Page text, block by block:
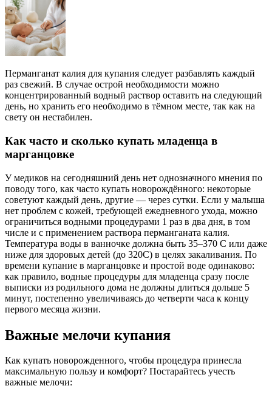
Перманганат калия для купания следует разбавлять каждый
раз свежий. В случае острой необходимости можно
концентрированный водный раствор оставить на следующий
день, но хранить его необходимо в тёмном месте, так как на
свету он нестабилен.
Как часто и сколько купать младенца в
марганцовке
У медиков на сегодняшний день нет однозначного мнения по
поводу того, как часто купать новорождённого: некоторые
советуют каждый день, другие — через сутки. Если у малыша
нет проблем с кожей, требующей ежедневного ухода, можно
ограничиться водными процедурами 1 раз в два дня, в том
числе и с применением раствора перманганата калия.
Температура воды в ванночке должна быть 35–370 С или даже
ниже для здоровых детей (до 320С) в целях закаливания. По
времени купание в марганцовке и простой воде одинаково:
как правило, водные процедуры для младенца сразу после
выписки из родильного дома не должны длиться дольше 5
минут, постепенно увеличиваясь до четверти часа к концу
первого месяца жизни.
Важные мелочи купания
Как купать новорожденного, чтобы процедура принесла
максимальную пользу и комфорт? Постарайтесь учесть
важные мелочи: